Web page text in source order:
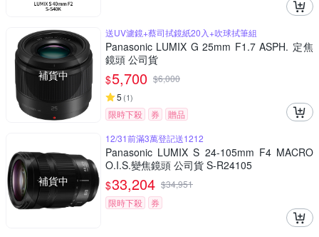
補貨中
送UV濾鏡+蔡司拭鏡紙20入+吹球拭筆組
Panasonic LUMIX G 25mm F1.7 ASPH. 定焦
鏡頭 公司貨
$5,700 $6,000
5 (1)
限時下殺 券 贈品
補貨中
12/31前滿3萬登記送1212
Panasonic LUMIX S 24-105mm F4 MACRO
O.I.S.變焦鏡頭 公司貨 S-R24105
$33,204 $34,951
限時下殺
券